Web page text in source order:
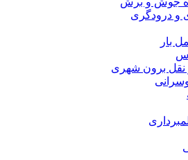
و درودگری
بار
نقل برون شهری